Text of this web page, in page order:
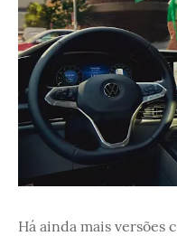
Há ainda mais versões